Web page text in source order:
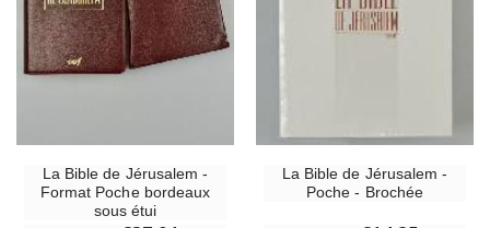
La Bible de Jérusalem -
Format Poche bordeaux
sous étui
La Bible de Jérusalem -
Poche - Brochée